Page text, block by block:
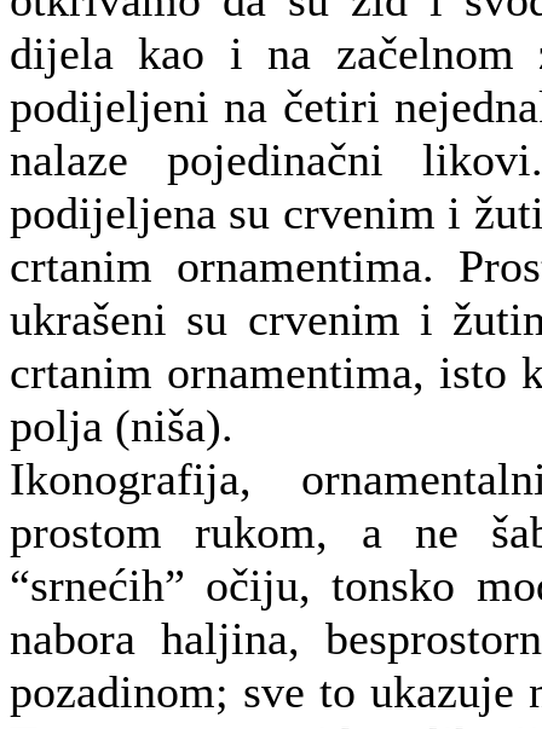
dijela kao i na
podijeljeni na četiri
nalaze pojedinačni
podijeljena su crvenim i
crtanim ornamentima.
ukrašeni su crvenim i
crtanim ornamentima, isto
polja (niša).
Ikonografija,
prostom rukom, a ne
“srnećih” očiju, tonsko
nabora haljina,
pozadinom; sve to ukazuje